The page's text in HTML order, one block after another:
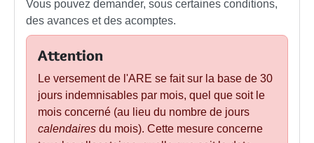
Vous pouvez demander, sous certaines conditions,
des avances et des acomptes.
Attention
Le versement de l'ARE se fait sur la base de 30
jours indemnisables par mois, quel que soit le
mois concerné (au lieu du nombre de jours
calendaires du mois). Cette mesure concerne